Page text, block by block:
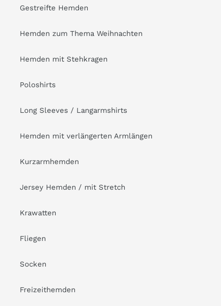
Gestreifte Hemden
Hemden zum Thema Weihnachten
Hemden mit Stehkragen
Poloshirts
Long Sleeves / Langarmshirts
Hemden mit verlängerten Armlängen
Kurzarmhemden
Jersey Hemden / mit Stretch
Krawatten
Fliegen
Socken
Freizeithemden